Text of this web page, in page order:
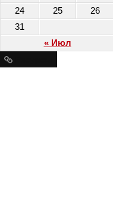
« Июл
24
25 26
31